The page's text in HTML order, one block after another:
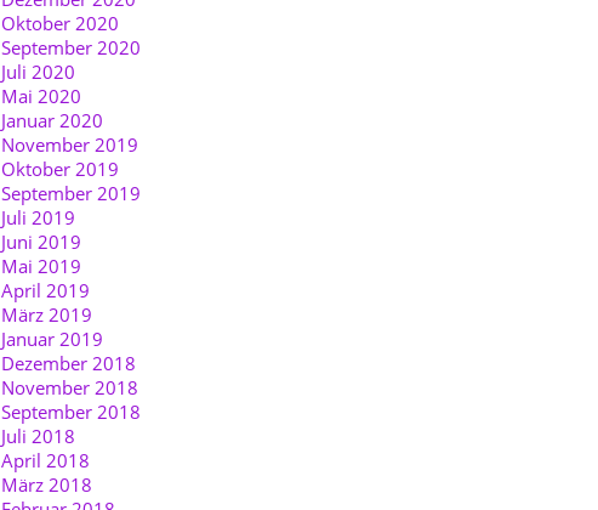
Oktober 2020
September 2020
Juli 2020
Mai 2020
Januar 2020
November 2019
Oktober 2019
September 2019
Juli 2019
Juni 2019
Mai 2019
April 2019
März 2019
Januar 2019
Dezember 2018
November 2018
September 2018
Juli 2018
April 2018
März 2018